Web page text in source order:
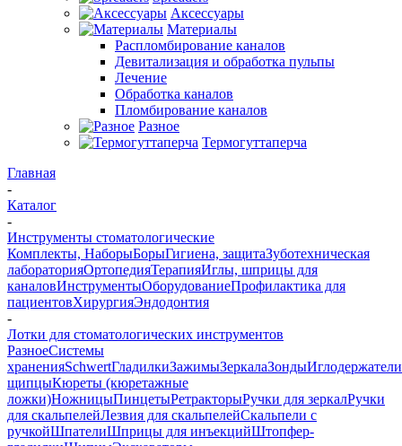
Аксессуары
Материалы
Распломбирование каналов
Девитализация и обработка пульпы
Лечение
Обработка каналов
Пломбирование каналов
Разное
Термогуттаперча
Главная
-
Каталог
-
Инструменты стоматологические
Комплекты, НаборыБорыГигиена, защитаЗуботехническая
лабораторияОртопедияТерапияИглы, шприцы для
каналовИнструментыОборудованиеПрофилактика для
пациентовХирургияЭндодонтия
-
Лотки для стоматологических инструментов
РазноеСистемы
храненияSchwertГладилкиЗажимыЗеркалаЗондыИглодержатели
щипцыКюреты (кюретажные
ложки)НожницыПинцетыРетракторыРучки для зеркалРучки
для скальпелейЛезвия для скальпелейСкальпели с
ручкойШпателиШприцы для инъекцийШтопфер-